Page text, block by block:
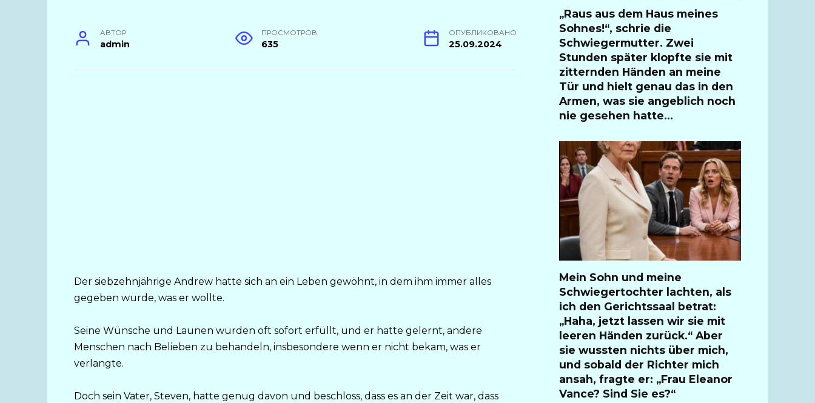
АВТОР
admin
ПРОСМОТРОВ
635
ОПУБЛИКОВАНО
25.09.2024
Der siebzehnjährige Andrew hatte sich an ein Leben gewöhnt, in dem ihm immer alles
gegeben wurde, was er wollte.
Seine Wünsche und Launen wurden oft sofort erfüllt, und er hatte gelernt, andere
Menschen nach Belieben zu behandeln, insbesondere wenn er nicht bekam, was er
verlangte.
Doch sein Vater, Steven, hatte genug davon und beschloss, dass es an der Zeit war, dass
„Raus aus dem Haus meines
Sohnes!“, schrie die
Schwiegermutter. Zwei
Stunden später klopfte sie mit
zitternden Händen an meine
Tür und hielt genau das in den
Armen, was sie angeblich noch
nie gesehen hatte…
Mein Sohn und meine
Schwiegertochter lachten, als
ich den Gerichtssaal betrat:
„Haha, jetzt lassen wir sie mit
leeren Händen zurück.“ Aber
sie wussten nichts über mich,
und sobald der Richter mich
ansah, fragte er: „Frau Eleanor
Vance? Sind Sie es?“